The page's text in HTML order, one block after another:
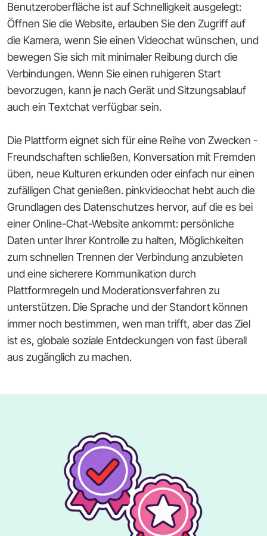
Benutzeroberfläche ist auf Schnelligkeit ausgelegt:
Öffnen Sie die Website, erlauben Sie den Zugriff auf
die Kamera, wenn Sie einen Videochat wünschen, und
bewegen Sie sich mit minimaler Reibung durch die
Verbindungen. Wenn Sie einen ruhigeren Start
bevorzugen, kann je nach Gerät und Sitzungsablauf
auch ein Textchat verfügbar sein.
Die Plattform eignet sich für eine Reihe von Zwecken -
Freundschaften schließen, Konversation mit Fremden
üben, neue Kulturen erkunden oder einfach nur einen
zufälligen Chat genießen. pinkvideochat hebt auch die
Grundlagen des Datenschutzes hervor, auf die es bei
einer Online-Chat-Website ankommt: persönliche
Daten unter Ihrer Kontrolle zu halten, Möglichkeiten
zum schnellen Trennen der Verbindung anzubieten
und eine sicherere Kommunikation durch
Plattformregeln und Moderationsverfahren zu
unterstützen. Die Sprache und der Standort können
immer noch bestimmen, wen man trifft, aber das Ziel
ist es, globale soziale Entdeckungen von fast überall
aus zugänglich zu machen.